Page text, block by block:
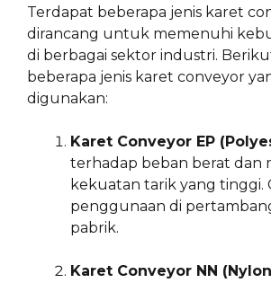
Terdapat beberapa jenis karet
dirancang untuk memenuhi
di berbagai sektor industri.
beberapa jenis karet conveyor
digunakan:
Karet Conveyor EP
terhadap beban berat dan
kekuatan tarik yang tinggi.
penggunaan di
pabrik.
Karet Conveyor NN